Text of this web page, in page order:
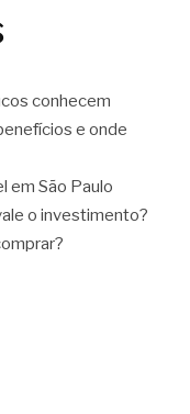
conhecem
e onde
em São Paulo
o investimento?